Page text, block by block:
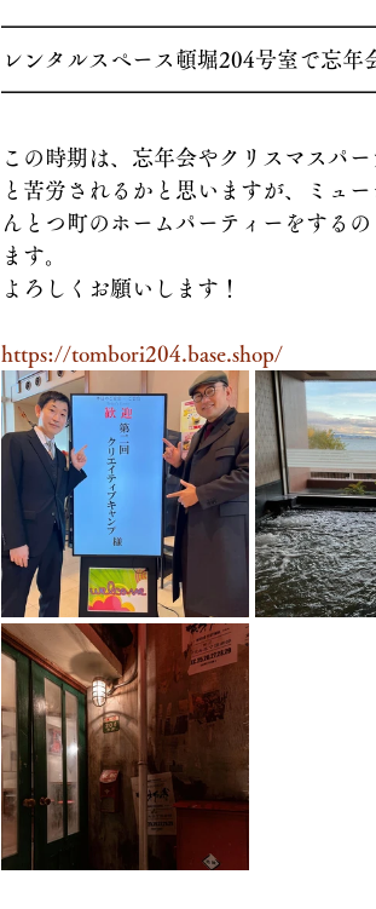
レンタルスペース頓堀204号室で忘年
この時期は、忘年会やクリスマスパ
と苦労されるかと思いますが、ミュ
んとつ町のホームパーティーをする
ます。
よろしくお願いします！
https://tombori204.base.shop/